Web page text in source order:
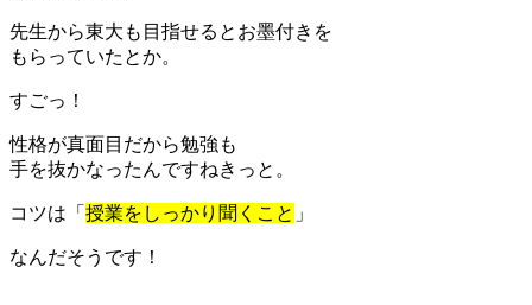
先生から東大も目指せるとお墨付きを
もらっていたとか。
すごっ！
性格が真面目だから勉強も
手を抜かなったんですねきっと。
コツは「 授業をしっかり聞くこと 」
なんだそうです！